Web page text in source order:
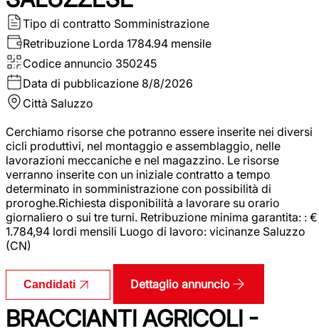
Tipo di contratto Somministrazione
Retribuzione Lorda 1784.94 mensile
Codice annuncio 350245
Data di pubblicazione 8/8/2026
Città Saluzzo
Cerchiamo risorse che potranno essere inserite nei diversi
cicli produttivi, nel montaggio e assemblaggio, nelle
lavorazioni meccaniche e nel magazzino. Le risorse
verranno inserite con un iniziale contratto a tempo
determinato in somministrazione con possibilità di
proroghe.Richiesta disponibilità a lavorare su orario
giornaliero o sui tre turni. Retribuzione minima garantita: : €
1.784,94 lordi mensili Luogo di lavoro: vicinanze Saluzzo
(CN)
Candidati Dettaglio annuncio
BRACCIANTI AGRICOLI -